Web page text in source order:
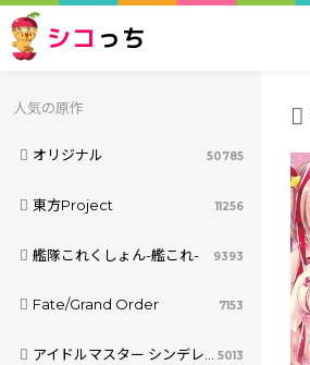
シコ っち
人気の原作
オリジナル 50785
東方Project 11256
艦隊これくしょん-艦これ- 9393
Fate/Grand Order 7153
アイドルマスター シンデレラガールズ 5013